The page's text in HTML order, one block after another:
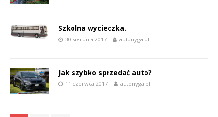
Szkolna wycieczka.
30 sierpnia 2017 autonyga.pl
Jak szybko sprzedać auto?
11 czerwca 2017 autonyga.pl